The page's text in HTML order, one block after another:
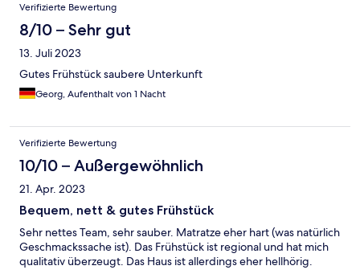
Verifizierte Bewertung
8/10 – Sehr gut
13. Juli 2023
Gutes Frühstück saubere Unterkunft
Georg, Aufenthalt von 1 Nacht
Verifizierte Bewertung
10/10 – Außergewöhnlich
21. Apr. 2023
Bequem, nett & gutes Frühstück
Sehr nettes Team, sehr sauber. Matratze eher hart (was natürlich
Geschmackssache ist). Das Frühstück ist regional und hat mich
qualitativ überzeugt. Das Haus ist allerdings eher hellhörig.